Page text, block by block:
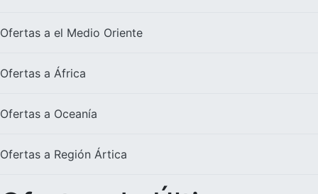
Ofertas a el Medio Oriente
Ofertas a África
Ofertas a Oceanía
Ofertas a Región Ártica